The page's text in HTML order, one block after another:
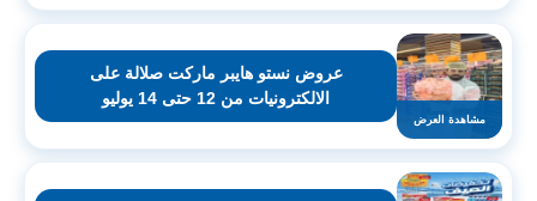
مشاهدة العرض
عروض نستو هايبر ماركت صلالة على
الالكترونيات من 12 حتى 14 يوليو